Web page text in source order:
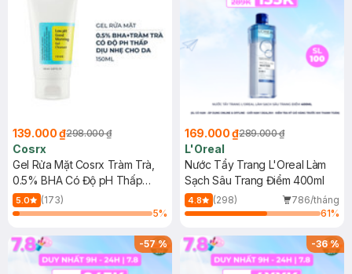
139.000 ₫298.000 ₫
Cosrx
Gel Rửa Mặt Cosrx Tràm Trà,
0.5% BHA Có Độ pH Thấp
150ml
5.0
(173)
5%
169.000 ₫289.000 ₫
L'Oreal
Nước Tẩy Trang L'Oreal Làm
Sạch Sâu Trang Điểm 400ml
4.8 (298)
786/tháng
61%
-57% -36%